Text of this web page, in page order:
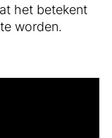
het betekent
worden.